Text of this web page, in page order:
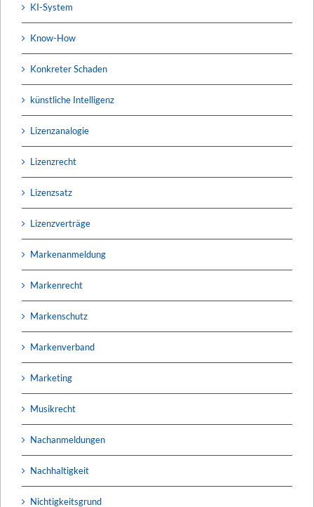
KI-System
Know-How
Konkreter Schaden
künstliche Intelligenz
Lizenzanalogie
Lizenzrecht
Lizenzsatz
Lizenzverträge
Markenanmeldung
Markenrecht
Markenschutz
Markenverband
Marketing
Musikrecht
Nachanmeldungen
Nachhaltigkeit
Nichtigkeitsgrund